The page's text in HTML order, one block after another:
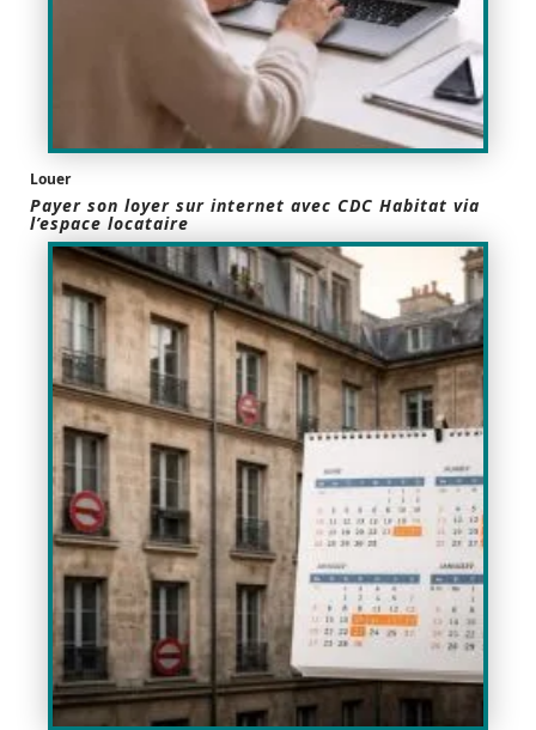
Louer
Payer son loyer sur internet avec CDC Habitat via
l’espace locataire